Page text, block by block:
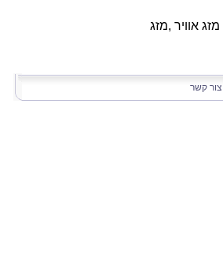
מזג אוויר ,מזג
צור קשר